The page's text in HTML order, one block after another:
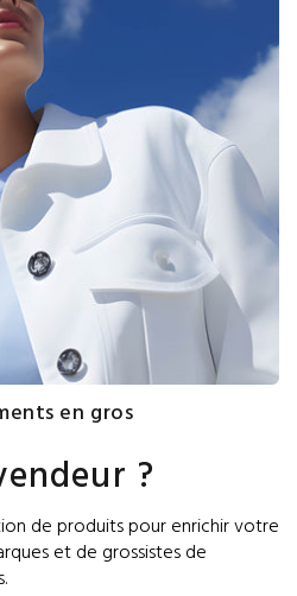
en gros
?
de produits pour enrichir votre
et de grossistes de